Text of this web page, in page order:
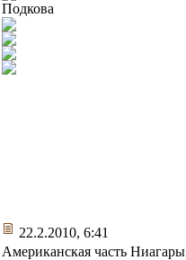
Подкова
22.2.2010, 6:41
Американская часть Ниагары